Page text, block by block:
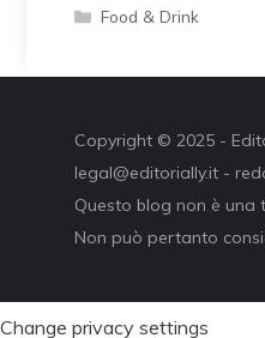
Categorie
Food & Drink
Copyright © 2025 -
legal@editorially.it -
Questo blog non è
Non può pertanto
Change privacy settings